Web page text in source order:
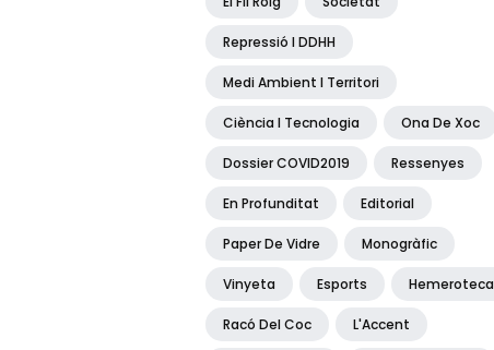
Repressió I DDHH
Medi Ambient I Territori
Ciència I Tecnologia Ona De Xoc
Dossier COVID2019 Ressenyes
En Profunditat Editorial
Paper De Vidre Monogràfic
Vinyeta Esports Hemeroteca
Racó Del Coc L'Accent